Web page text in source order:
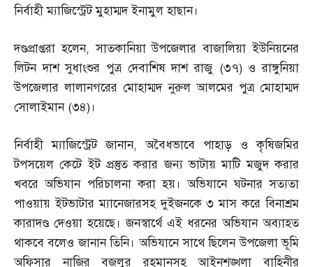
নির্বাহী ম্যাজিস্ট্রেট মুহাম্মদ ইনামুল হাছান।
দণ্ডপ্রাপ্তরা হলেন,সাতকানিয়া উপজেলার বাজালিয়া ইউনিয়নের
লিটন দাশ সুধাংশুর পুত্র দেবাশিষ দাশ রাজু (৩৭)ও রাঙ্গুনিয়া
উপজেলার লালানগরের মোহাম্মদ নুরুল আলমের পুত্র মোহাম্মদ
সোলাইমান (৩৪)।
নির্বাহী ম্যাজিস্ট্রেট জানান,অবৈধভাবে পাহাড় ও কৃষিজমির
টপসয়েল কেটে ইট প্রস্তুত করার জন্য ভাটায় মাটি মজুদ করার
খবরে অভিযান পরিচালনা করা হয়। অভিযানে ঘটনার সত্যতা
পাওয়ায় ইটভাটার ম্যানেজারসহ দুইজনকে ৩ মাস করে বিনাশ্রম
কারাদণ্ড দেওয়া হয়েছে। জনস্বার্থে এই ধরনের অভিযান অব্যাহত
থাকবে বলেও জানান তিনি। অভিযানে সাথে ছিলেন উপজেলা ভূমি
অফিসার নাজির বজলুর রহমানসহ আইনশৃঙ্খলা বাহিনীর